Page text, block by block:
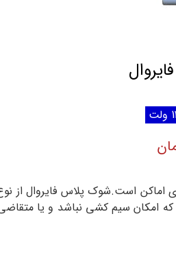
است.شوک پلاس فایروال از
امکان سیم کشی نباشد و یا